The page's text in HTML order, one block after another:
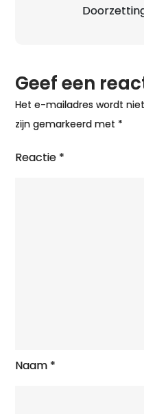
Geef een
Het e-mailadres wordt
zijn gemarkeerd met *
Reactie *
Naam *